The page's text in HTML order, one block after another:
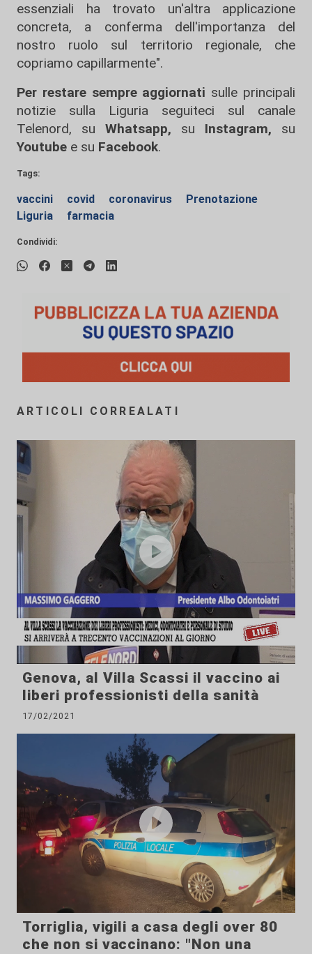
essenziali ha trovato un'altra applicazione
concreta, a conferma dell'importanza del
nostro ruolo sul territorio regionale, che
copriamo capillarmente".
Per restare sempre aggiornati sulle principali
notizie sulla Liguria seguiteci sul canale
Telenord, su
Whatsapp, su Instagram, su
Youtube e su Facebook.
Tags:
vaccini covid coronavirus
Prenotazione
Liguria
farmacia
Condividi:
ARTICOLI CORREALATI
Genova, al Villa Scassi il vaccino ai
liberi professionisti della sanità
17/02/2021
Torriglia, vigili a casa degli over 80
che non si vaccinano: "Non una